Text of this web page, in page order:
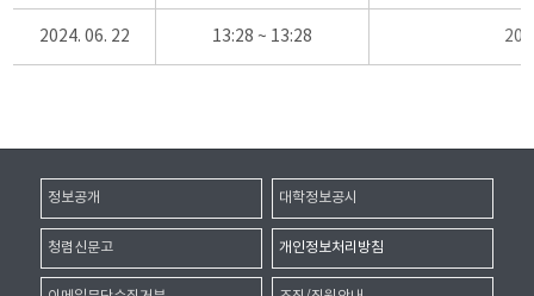
2024. 06. 22 13:28 ~ 13:28
정보공개 대학정보공시
청렴신문고 개인정보처리방침